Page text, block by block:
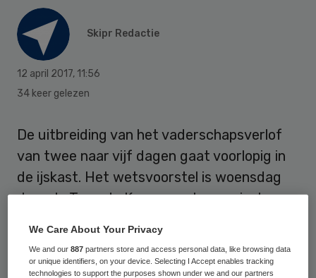
Skipr Redactie
12 april 2017, 11:56
34 keer gelezen
De uitbreiding van het vaderschapsverlof
van twee naar vijf dagen gaat voorlopig in
de ijskast. Het wetsvoorstel is woensdag
door de Tweede Kamer controversieel
ouderschapsverlof zou eigenlijk per 2019
van kracht worden.
We Care About Your Privacy
We and our887 partners store and access personal data, like browsing data
or unique identifiers, on your device. Selecting I Accept enables tracking
technologies to support the purposes shown under we and our partners